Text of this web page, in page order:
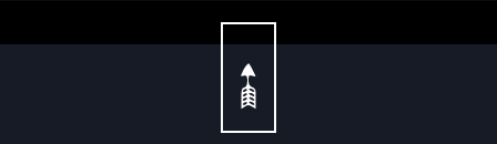
← Previous Post